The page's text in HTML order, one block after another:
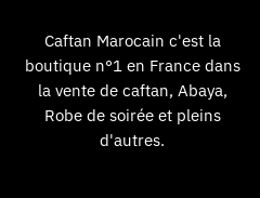
Caftan Marocain c'est la
boutique n°1 en France dans
la vente de caftan, Abaya,
Robe de soirée et pleins
d'autres.